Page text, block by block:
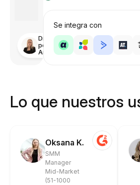
Diseñado
por
Anastasiia
Se integra con
Lo que nuestros
Oksana K.
SMM
Manager
Mid-Market
(51-1000